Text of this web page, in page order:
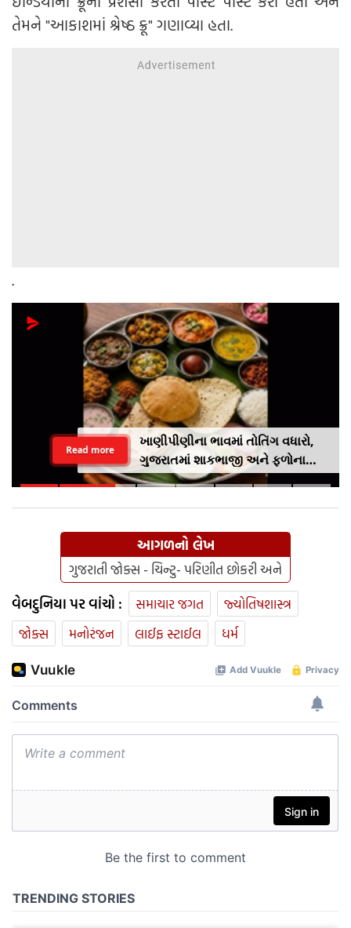
તેમને "આકાશમાં શ્રેષ્ઠ ક્રૂ" ગણાવ્યા હતા.
.
ખાણીપીણીના ભાવમાં તોતિંગ વધારો,
ગુજરાતમાં શાકભાજી અને ફળોના
વધતા ભાવથી સામાન્ય લોકો પર
Read more
આગળનો લેખ
ગુજરાતી જોક્સ - ચિન્ટુ- પરિણીત છોકરી અને
વેબદુનિયા પર વાંચો : સમાચાર જગત
જ્યોતિષશાસ્ત્ર
જોક્સ
મનોરંજન લાઈફ સ્ટાઈલ ધર્મ